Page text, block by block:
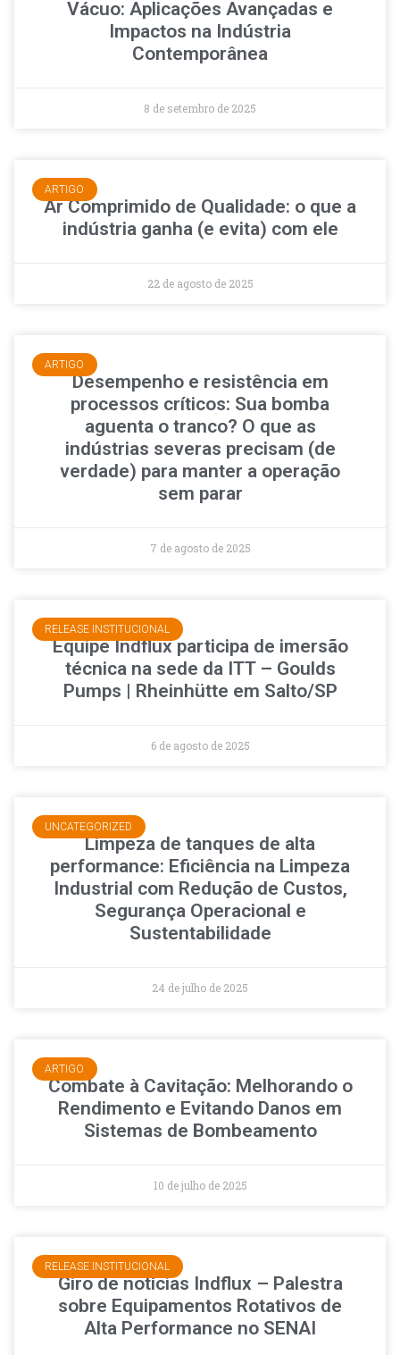
Vácuo: Aplicações Avançadas e
Impactos na Indústria
Contemporânea
8 de setembro de 2025
ARTIGO
Ar Comprimido de Qualidade: o que a
indústria ganha (e evita) com ele
22 de agosto de 2025
ARTIGO
Desempenho e resistência em
processos críticos: Sua bomba
aguenta o tranco? O que as
indústrias severas precisam (de
verdade) para manter a operação
sem parar
7 de agosto de 2025
RELEASE INSTITUCIONAL
Equipe Indflux participa de imersão
técnica na sede da ITT – Goulds
Pumps | Rheinhütte em Salto/SP
6 de agosto de 2025
UNCATEGORIZED
Limpeza de tanques de alta
performance: Eficiência na Limpeza
Industrial com Redução de Custos,
Segurança Operacional e
Sustentabilidade
24 de julho de 2025
ARTIGO
Combate à Cavitação: Melhorando o
Rendimento e Evitando Danos em
Sistemas de Bombeamento
10 de julho de 2025
RELEASE INSTITUCIONAL
Giro de notícias Indflux – Palestra
sobre Equipamentos Rotativos de
Alta Performance no SENAI